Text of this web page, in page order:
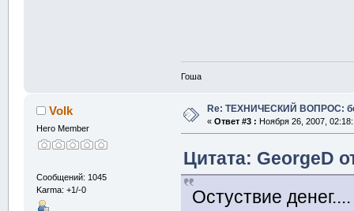
Гоша
Volk
Hero Member
Сообщений: 1045
Karma: +1/-0
Re: ТЕХНИЧЕСКИЙ ВОПРОС:
« Ответ #3 : Ноября 26, 2007,
Цитата: GeorgeD
Остуствие денег....